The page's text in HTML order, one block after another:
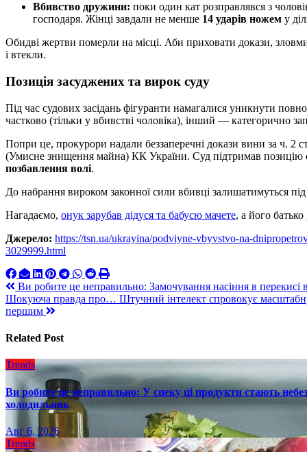
Вбивство дружини: поки один кат розправлявся з
господаря. Жінці завдали не менше 14 ударів ножем у
Обидві жертви померли на місці. Аби приховати докази,
і втекли.
Позиція засуджених та вирок суду
Під час судових засідань фігуранти намагалися уникнути
частково (тільки у вбивстві чоловіка), інший — категорично
Попри це, прокурори надали беззаперечні докази вини за ч. 2
(Умисне знищення майна) КК України. Суд підтримав позицію
позбавлення волі.
До набрання вироком законної сили вбивці залишатимуться
Нагадаємо, онук зарубав дідуся та бабусю мачете, а його
Джерело: https://tsn.ua/ukrayina/podviyne-vbyvstvo-na-
3029999.html
Навигация
по
Ви робите це неправильно: Замочування насіння в
Шокуюча правда про… Штучний інтелект спровокує
першим
Related Post
Trends
Ви робите це неправильно: У спеку ці продукти стають
холодильник
Авг 6, 2026
Trends